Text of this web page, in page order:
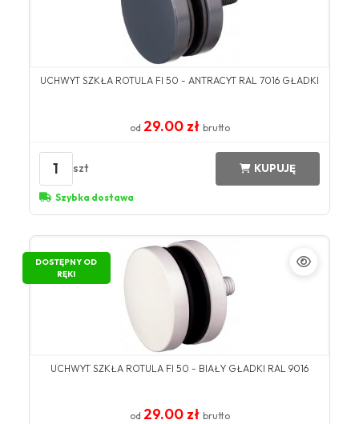
UCHWYT SZKŁA ROTULA FI 50 - ANTRACYT RAL 7016 GŁADKI
od 29.00 zł brutto
1 szt KUPUJĘ
Szybka dostawa
DOSTĘPNY OD
RĘKI
UCHWYT SZKŁA ROTULA FI 50 - BIAŁY GŁADKI RAL 9016
od 29.00 zł brutto